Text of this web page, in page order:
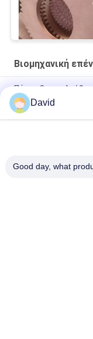
Βιομηχανική
Πάχος 3mm
Βιομηχανική
μηχανών Τύπου
Εύκαμπτα
David
Good day, what